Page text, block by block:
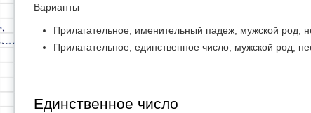
Варианты
Прилагательное, именительный падеж, мужской род,
Прилагательное, единственное число, мужской род,
Единственное число